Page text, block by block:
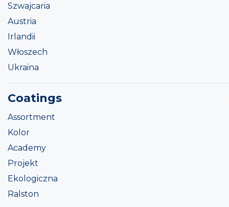
Szwajcaria
Austria
Irlandii
Włoszech
Ukraina
Coatings
Assortment
Kolor
Academy
Projekt
Ekologiczna
Ralston